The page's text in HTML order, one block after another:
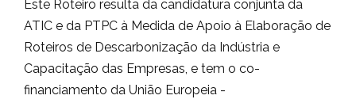
Este Roteiro resulta da candidatura conjunta da
ATIC e da PTPC à Medida de Apoio à Elaboração de
Roteiros de Descarbonização da Indústria e
Capacitação das Empresas, e tem o co-
financiamento da União Europeia -